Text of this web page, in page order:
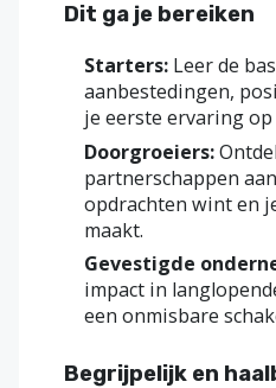
Dit ga je bereiken
Starters:Leer de
aanbestedingen,
je eerste ervaring
Doorgroeiers:
partnerschappen
opdrachten wint en
maakt.
Gevestigde
impact in
een onmisbare
Begrijpelijk en